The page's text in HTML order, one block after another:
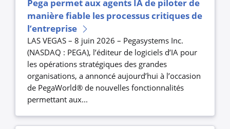
Pega permet aux agents IA de piloter de
manière fiable les processus critiques de
l’entreprise
LAS VEGAS – 8 juin 2026 – Pegasystems Inc.
(NASDAQ : PEGA), l’éditeur de logiciels d’IA pour
les opérations stratégiques des grandes
organisations, a annoncé aujourd’hui à l’occasion
de PegaWorld® de nouvelles fonctionnalités
permettant aux...